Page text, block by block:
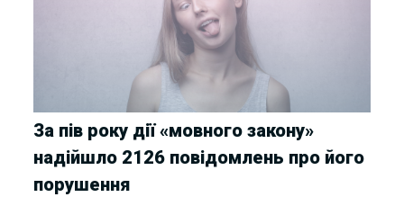
За пів року дії «мовного закону»
надійшло 2126 повідомлень про його
порушення